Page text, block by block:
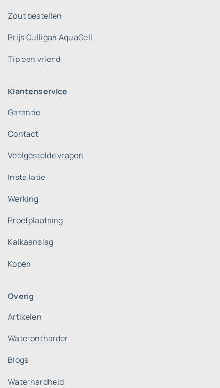
Zout bestellen
Prijs Culligan AquaCell
Tip een vriend
Klantenservice
Garantie
Contact
Veelgestelde vragen
Installatie
Werking
Proefplaatsing
Kalkaanslag
Kopen
Overig
Artikelen
Waterontharder
Blogs
Waterhardheid